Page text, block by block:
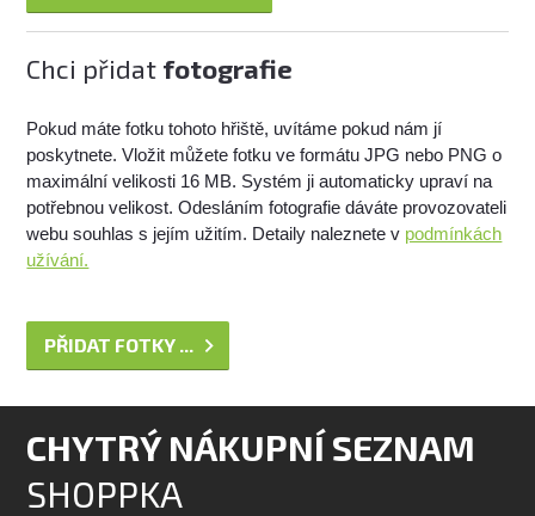
Chci přidat fotografie
Pokud máte fotku tohoto hřiště, uvítáme pokud nám jí
poskytnete. Vložit můžete fotku ve formátu JPG nebo PNG o
maximální velikosti 16 MB. Systém ji automaticky upraví na
potřebnou velikost. Odesláním fotografie dáváte provozovateli
webu souhlas s jejím užitím. Detaily naleznete v podmínkách
užívání.
PŘIDAT FOTKY ...
CHYTRÝ NÁKUPNÍ SEZNAM
SHOPPKA